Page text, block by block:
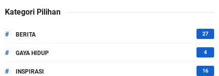
Kategori Pilihan
# BERITA 27
# GAYA HIDUP 4
# INSPIRASI 16